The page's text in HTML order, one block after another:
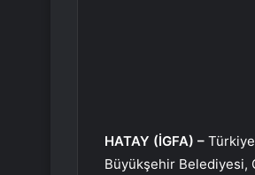
HATAY (İGFA) –
Büyükşehir Belediyesi,